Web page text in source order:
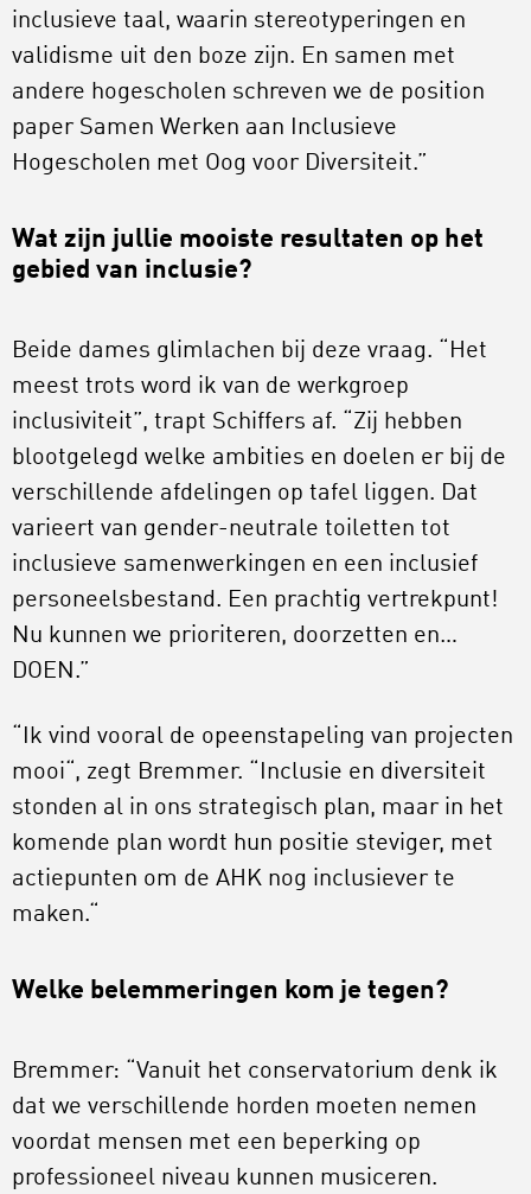
inclusieve taal, waarin stereotyperingen en
validisme uit den boze zijn. En samen met
andere hogescholen schreven we de position
paper Samen Werken aan Inclusieve
Hogescholen met Oog voor Diversiteit.”
Wat zijn jullie mooiste resultaten op het
gebied van inclusie?
Beide dames glimlachen bij deze vraag. “Het
meest trots word ik van de werkgroep
inclusiviteit”, trapt Schiffers af. “Zij hebben
blootgelegd welke ambities en doelen er bij de
verschillende afdelingen op tafel liggen. Dat
varieert van gender-neutrale toiletten tot
inclusieve samenwerkingen en een inclusief
personeelsbestand. Een prachtig vertrekpunt!
Nu kunnen we prioriteren, doorzetten en…
DOEN.”
“Ik vind vooral de opeenstapeling van projecten
mooi“, zegt Bremmer. “Inclusie en diversiteit
stonden al in ons strategisch plan, maar in het
komende plan wordt hun positie steviger, met
actiepunten om de AHK nog inclusiever te
maken.“
Welke belemmeringen kom je tegen?
Bremmer: “Vanuit het conservatorium denk ik
dat we verschillende horden moeten nemen
voordat mensen met een beperking op
professioneel niveau kunnen musiceren.